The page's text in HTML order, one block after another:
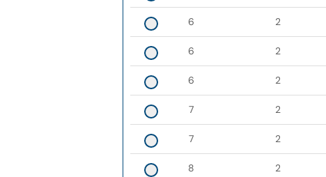
6 2
6 2
6 2
7 2
7 2
8 2